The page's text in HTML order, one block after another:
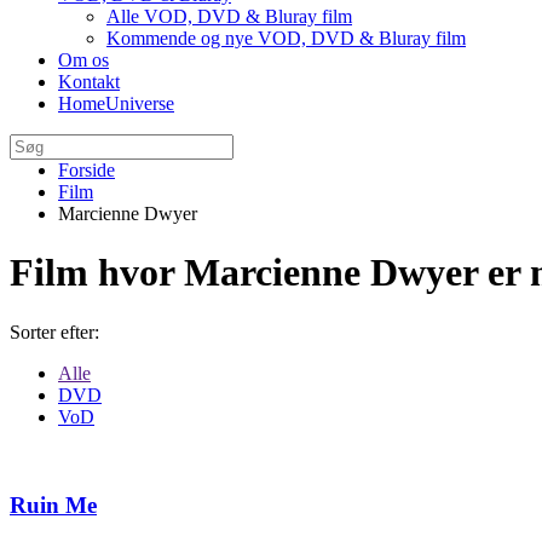
Alle VOD, DVD & Bluray film
Kommende og nye VOD, DVD & Bluray film
Om os
Kontakt
HomeUniverse
Forside
Film
Marcienne Dwyer
Film hvor Marcienne Dwyer er
Sorter efter:
Alle
DVD
VoD
Ruin Me